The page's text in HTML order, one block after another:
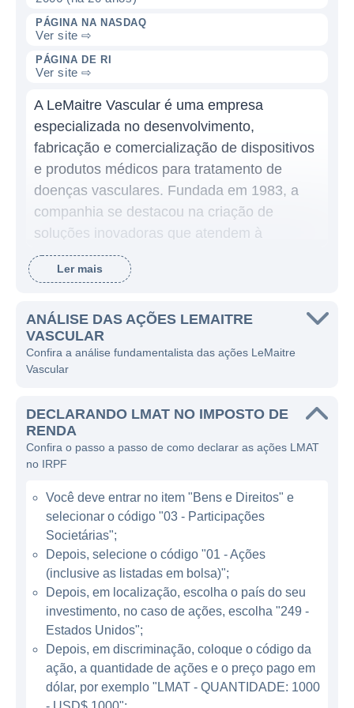
PÁGINA NA NASDAQ
Ver site ⇨
PÁGINA DE RI
Ver site ⇨
A LeMaitre Vascular é uma empresa
especializada no desenvolvimento,
fabricação e comercialização de dispositivos
e produtos médicos para tratamento de
doenças vasculares. Fundada em 1983, a
companhia se destacou na criação de
soluções inovadoras que atendem à
demanda por tratamentos mais eficazes para
condições que afetam os vasos sanguíneos,
empresa tem como missão melhorar a
qualidade da assistência médica por meio da
inovação e da qualidade dos seus produtos.
principalmente na área de terapia vascular. A
empresa é conhecida por oferecer uma
ampla gama de produtos, incluindo stents,
todos projetados para otimizar o tratamento
de doenças vasculares. Com inovações
constantes e um portfólio diversificado, a
LeMaitre busca atender às necessidades dos
cirurgiões e dos pacientes, garantindo
sempre segurança e eficácia. Atualmente, a
empresa possui um reconhecimento
significativo na comunidade médica e um
conjunto robusto de patentes que protege
suas inovações.
Ler mais
ANÁLISE DAS AÇÕES LEMAITRE
VASCULAR
Confira a análise fundamentalista das ações LeMaitre
Vascular
DECLARANDO LMAT NO IMPOSTO DE
RENDA
Confira o passo a passo de como declarar as ações LMAT
no IRPF
Você deve entrar no item "Bens e Direitos" e
selecionar o código "03 - Participações
Societárias";
Depois, selecione o código "01 - Ações
(inclusive as listadas em bolsa)";
Depois, em localização, escolha o país do seu
investimento, no caso de ações, escolha "249 -
Estados Unidos";
Depois, em discriminação, coloque o código da
ação, a quantidade de ações e o preço pago em
dólar, por exemplo "LMAT - QUANTIDADE: 1000